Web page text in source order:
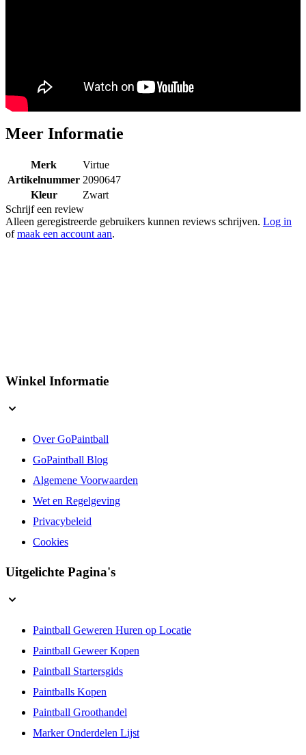
Meer Informatie
Merk
Virtue
Artikelnummer 2090647
Kleur
Zwart
Schrijf een review
Alleen geregistreerde gebruikers kunnen reviews schrijven. Log in
ofmaak een account aan.
Winkel Informatie
Over GoPaintball
GoPaintball Blog
Algemene Voorwaarden
Wet en Regelgeving
Privacybeleid
Cookies
Uitgelichte Pagina's
Paintball Geweren Huren op Locatie
Paintball Geweer Kopen
Paintball Startersgids
Paintballs Kopen
Paintball Groothandel
Marker Onderdelen Lijst